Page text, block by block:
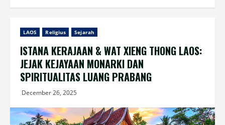
LAOS Religius Sejarah
ISTANA KERAJAAN & WAT XIENG THONG LAOS:
JEJAK KEJAYAAN MONARKI DAN
SPIRITUALITAS LUANG PRABANG
December 26, 2025